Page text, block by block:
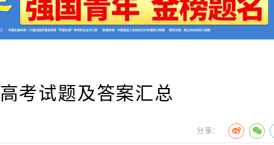
考试题及答案汇总
分享：